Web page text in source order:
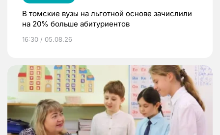
В томские вузы на льготной основе зачислили
на 20% больше абитуриентов
16:30 / 05.08.26